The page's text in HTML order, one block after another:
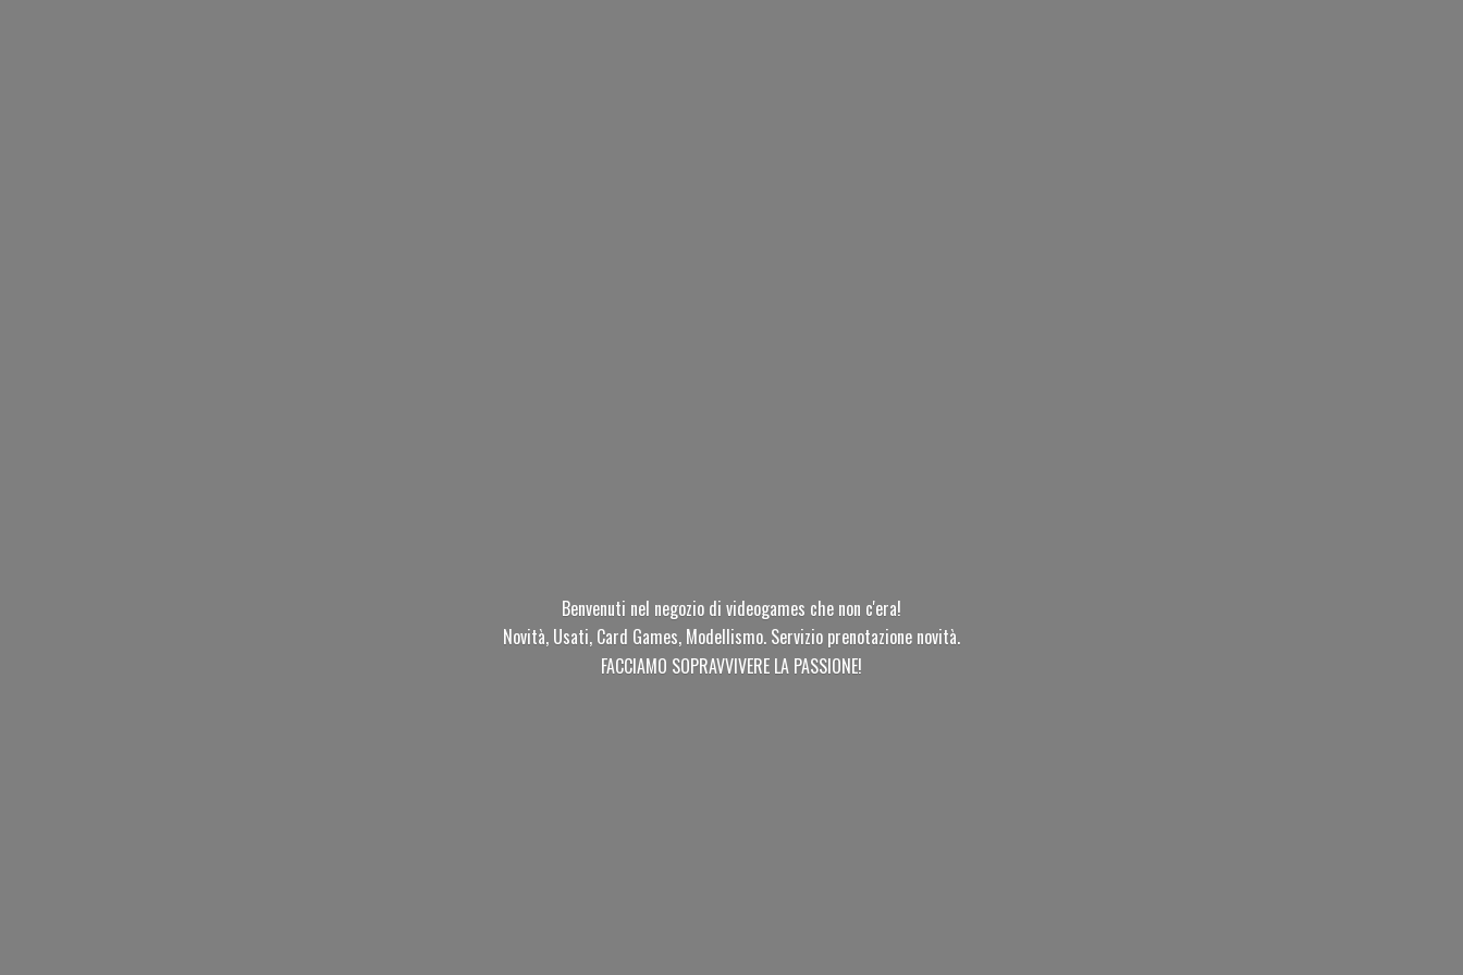
Benvenuti nel negozio di videogames che non c'era!
Novità, Usati, Card Games, Modellismo. Servizio prenotazione novità.
FACCIAMO SOPRAVVIVERE LA PASSIONE!